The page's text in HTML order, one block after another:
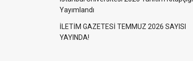
Yayımlandı
İLETİM GAZETESİ TEMMUZ 2026 SAYISI
YAYINDA!